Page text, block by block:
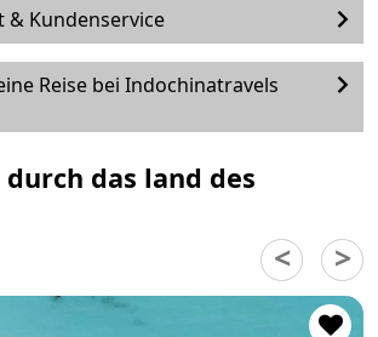
& Kundenservice
Reise bei Indochinatravels
das land des